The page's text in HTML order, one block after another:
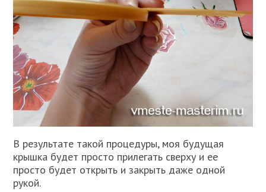
В результате такой процедуры, моя будущая
крышка будет просто прилегать сверху и ее
просто будет открыть и закрыть даже одной
рукой.